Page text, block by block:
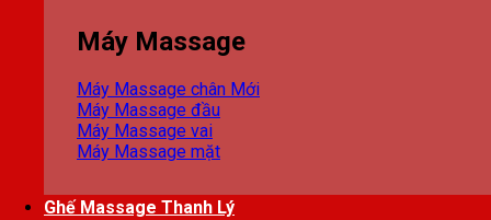
Máy Massage
Máy Massage chân
Máy Massage đầu
Máy Massage vai
Máy Massage mặt
Ghế Massage Thanh Lý